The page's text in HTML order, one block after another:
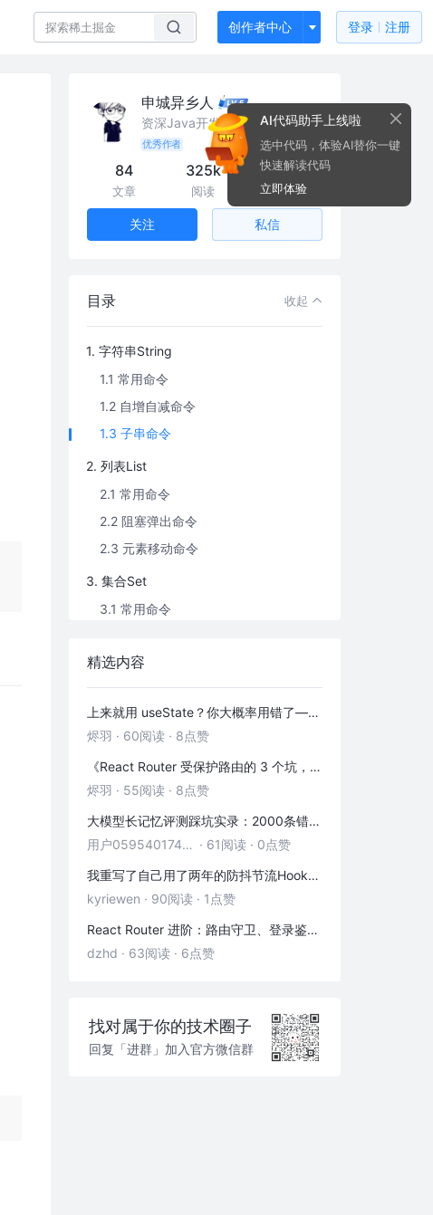
创作者中心 登录 注册
申城异乡人
资深Java开发工程师
优秀作者
84
文章
325k
阅读
929
粉丝
关注 私信
目录 收起
1. 字符串String
1.1 常用命令
1.2 自增自减命令
1.3 子串命令
2. 列表List
2.1 常用命令
2.2 阻塞弹出命令
2.3 元素移动命令
3. 集合Set
3.1 常用命令
3.3 差集/交集/并集命令
4.1 添加键值对
4.3 获取键值对数量
4.5 自增/自减
5. 有序集合ZSet
5.2 获取元素
5.5 删除元素
精选内容
上来就用 useState？你大概率用错了——useRef 的三种正确打开方式
烬羽 · 60阅读 · 8点赞
《React Router 受保护路由的 3 个坑，第 2 个 90% 的人都踩过》
烬羽 · 55阅读 · 8点赞
大模型长记忆评测踩坑实录：2000条错位记忆，让我排查了整整3小时
用户05954017446 · 61阅读 · 0点赞
我重写了自己用了两年的防抖节流Hook——发现里面藏着3个隐藏bug
kyriewen · 90阅读 · 1点赞
React Router 进阶：路由守卫、登录鉴权与状态传递
dzhd · 63阅读 · 6点赞
找对属于你的技术圈子
回复「进群」加入官方微信群
AI代码助手上线啦
选中代码，体验AI替你一键
快速解读代码
立即体验